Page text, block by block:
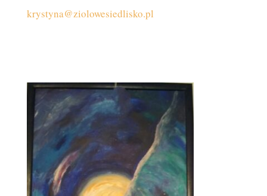
krystyna@ziolowesiedlisko.pl